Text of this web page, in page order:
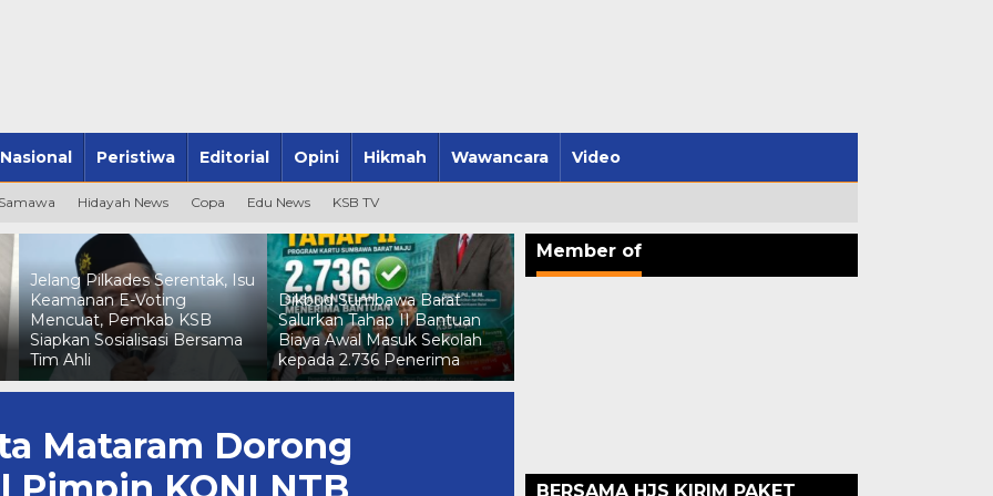
Nasional Peristiwa Editorial Opini Hikmah Wawancara Video
Hidayah News Copa Edu News KSB TV
Jelang Pilkades Serentak, Isu
Keamanan E-Voting
Mencuat, Pemkab KSB
Siapkan Sosialisasi Bersama
Tim Ahli
Dikbud Sumbawa Barat
Salurkan Tahap II Bantuan
Biaya Awal Masuk Sekolah
kepada 2.736 Penerima
Menambang Harapan dari
Lapangan Hijau, Bagaimana
Mataram Dorong
Pimpin KONI NTB
Member of
BERSAMA HJS KIRIM PAKET